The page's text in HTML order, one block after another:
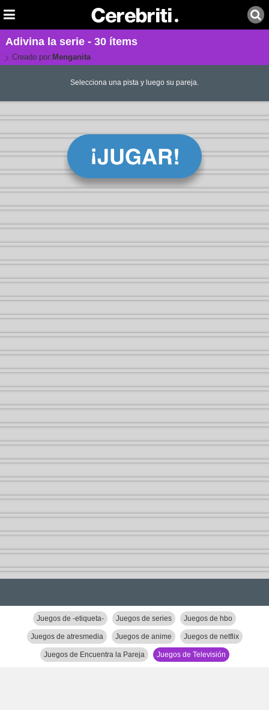
Adivina la serie - 30 ítems
Creado por: Menganita
Selecciona una pista y luego su pareja.
Juegos de -etiqueta- Juegos de series Juegos de hbo
Juegos de atresmedia Juegos de anime Juegos de netflix
Juegos de Encuentra la Pareja Juegos de Televisión